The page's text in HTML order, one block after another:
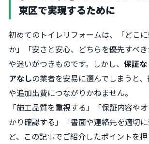
東区で実現するために
初めてのトイレリフォームは、「どこ
か」「安さと安心、どちらを優先すべ
や迷いがつきものです。しかし、 保証な
アなしの業者を安易に選んでしまうと
や追加出費につながりかねません。
「施工品質を重視する」「保証内容や
かり確認する」「書面や連絡先を適切
ど、この記事でご紹介したポイントを押